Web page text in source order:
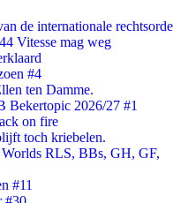
de internationale rechtsorde
Vitesse mag weg
#4
ten Damme.
Bekertopic 2026/27 #1
on fire
toch kriebelen.
RLS, BBs, GH, GF,
#11